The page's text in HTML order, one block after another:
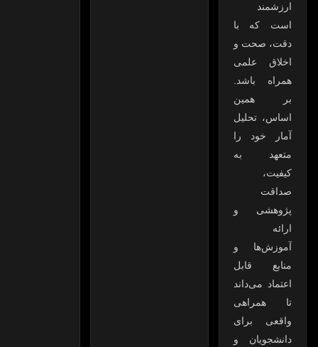
ارزشمند
است که با
دقت، صحت و
اخلاق علمی
همراه باشد.
بر همین
اساس، تحلیل
آمار خود را
متعهد به
کیفیت،
صداقت
پژوهشی و
ارائه
آموزش‌ها و
منابع قابل
اعتماد می‌داند
تا همراهی
واقعی برای
دانشجویان و